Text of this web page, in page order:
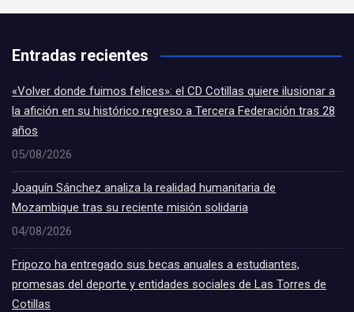
Entradas recientes
«Volver donde fuimos felices»: el CD Cotillas quiere ilusionar a
la afición en su histórico regreso a Tercera Federación tras 28
años
05/08/2026
Joaquín Sánchez analiza la realidad humanitaria de
Mozambique tras su reciente misión solidaria
04/08/2026
Fripozo ha entregado sus becas anuales a estudiantes,
promesas del deporte y entidades sociales de Las Torres de
Cotillas